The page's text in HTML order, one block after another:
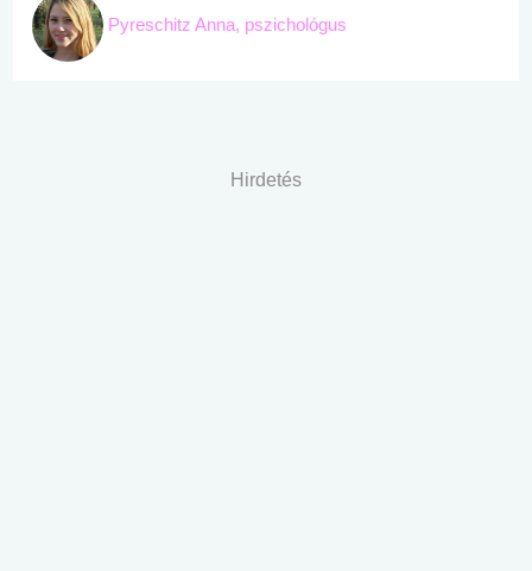
Pyreschitz Anna, pszichológus
Hirdetés